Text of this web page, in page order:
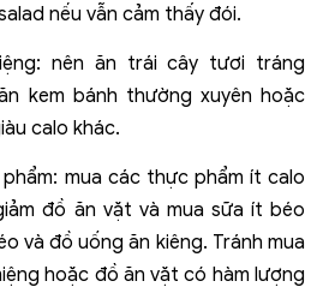
nếu vẫn cảm thấy đói.
nên ăn trái cây tươi tráng
kem bánh thường xuyên hoặc
calo khác.
mua các thực phẩm ít calo
đồ ăn vặt và mua sữa ít béo
và đồ uống ăn kiêng. Tránh mua
hoặc đồ ăn vặt có hàm lượng